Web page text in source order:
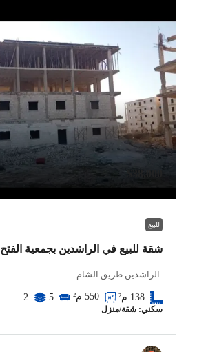
للبيع
شقة للبيع في الراشدين بجمعية الفتح
الراشدين طريق الشام
138 م² 550 م² 5
2
سكني: شقة/منزل